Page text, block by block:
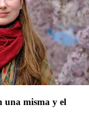
una misma y el